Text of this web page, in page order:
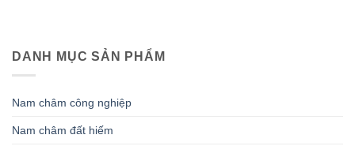
DANH MỤC SẢN PHẨM
Nam châm công nghiệp
Nam châm đất hiếm